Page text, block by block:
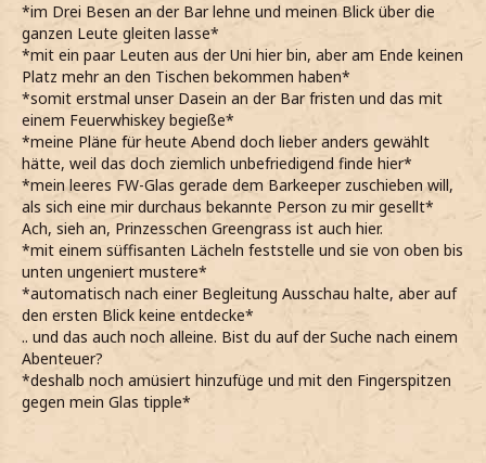
*im Drei Besen an der Bar lehne und meinen Blick über die
ganzen Leute gleiten lasse*
*mit ein paar Leuten aus der Uni hier bin, aber am Ende keinen
Platz mehr an den Tischen bekommen haben*
*somit erstmal unser Dasein an der Bar fristen und das mit
einem Feuerwhiskey begieße*
*meine Pläne für heute Abend doch lieber anders gewählt
hätte, weil das doch ziemlich unbefriedigend finde hier*
*mein leeres FW-Glas gerade dem Barkeeper zuschieben will,
als sich eine mir durchaus bekannte Person zu mir gesellt*
Ach, sieh an, Prinzesschen Greengrass ist auch hier.
*mit einem süffisanten Lächeln feststelle und sie von oben bis
unten ungeniert mustere*
*automatisch nach einer Begleitung Ausschau halte, aber auf
den ersten Blick keine entdecke*
.. und das auch noch alleine. Bist du auf der Suche nach einem
Abenteuer?
*deshalb noch amüsiert hinzufüge und mit den Fingerspitzen
gegen mein Glas tipple*